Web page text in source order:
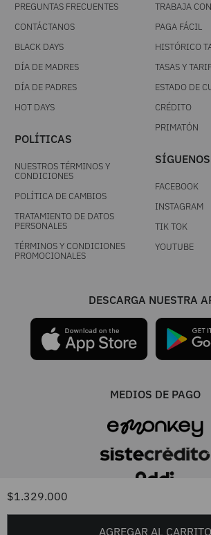
$1.329.000
AGREGAR AL CARRITO
PREGUNTAS FRECUENTES
CONTÁCTANOS
BLACK DAYS
DÍA DE MADRES
DÍA DE PADRES
HOT DAYS
POLÍTICAS
NUESTROS TÉRMINOS Y
CONDICIONES
POLÍTICA DE CAMBIOS
TRATAMIENTO DE DATOS
PERSONALES
TÉRMINOS Y CONDICIONES
PROMOCIONALES
TRABAJA
PAGA FÁCIL
HISTÓRICO
TASAS Y
ESTADO DE
CRÉDITO
PRIMATÓN
SÍGUENOS
FACEBOOK
INSTAGRAM
TIK TOK
YOUTUBE
DESCARGA NUESTRA
MEDIOS DE PAGO
UNA MARCA TIENDACOL S.A.S. / Línea única